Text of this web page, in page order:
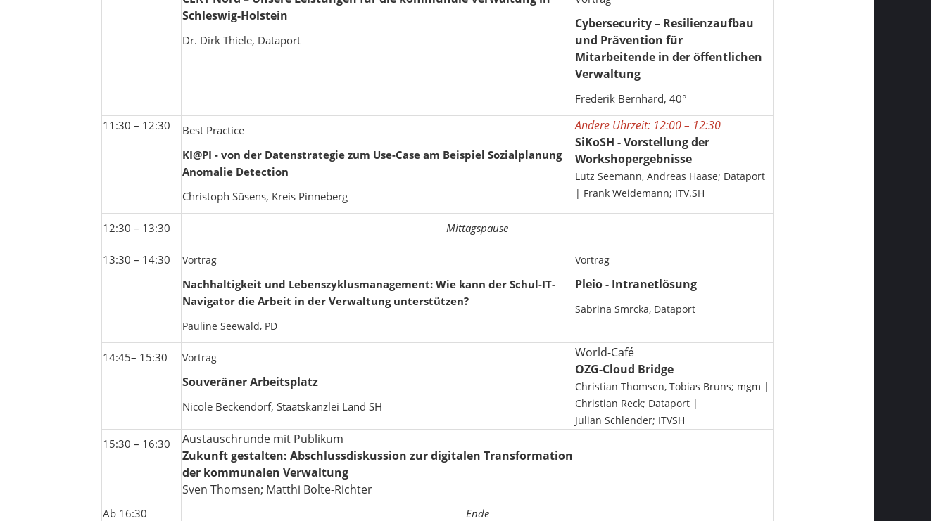
Schleswig-Holstein
Dr. Dirk Thiele, Dataport
Cybersecurity – Resilienzaufbau
und Prävention für
Mitarbeitende in der öffentlichen
Verwaltung
Frederik Bernhard, 40°
11:30 – 12:30
Best Practice
KI@PI - von der Datenstrategie zum Use-Case am Beispiel Sozialplanung
Anomalie Detection
Christoph Süsens, Kreis Pinneberg
Andere Uhrzeit: 12:00 – 12:30
SiKoSH - Vorstellung der
Workshopergebnisse
Lutz Seemann, Andreas Haase; Dataport
| ​​​​​​​Frank Weidemann; ITV.SH
12:30 – 13:30 Mittagspause
13:30 – 14:30 Vortrag
Nachhaltigkeit und Lebenszyklusmanagement: Wie kann der Schul-IT-
Navigator die Arbeit in der Verwaltung unterstützen?
Pauline Seewald, PD
Vortrag
Pleio - Intranetlösung
Sabrina Smrcka, Dataport
14:45– 15:30 Vortrag
Souveräner Arbeitsplatz
Nicole Beckendorf, Staatskanzlei Land SH
World-Café
OZG-Cloud Bridge
Christian Thomsen, Tobias Bruns; mgm |
Christian Reck; Dataport |
Julian Schlender; ITVSH
15:30 – 16:30
Austauschrunde mit Publikum
Zukunft gestalten: Abschlussdiskussion zur digitalen Transformation
der kommunalen Verwaltung
Sven Thomsen; Matthi Bolte-Richter
Ab 16:30 Ende